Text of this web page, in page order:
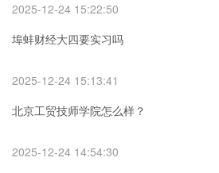
2025-12-24 15:22:50
埠蚌财经大四要实习吗
2025-12-24 15:13:41
北京工贸技师学院怎么样？
2025-12-24 14:54:30